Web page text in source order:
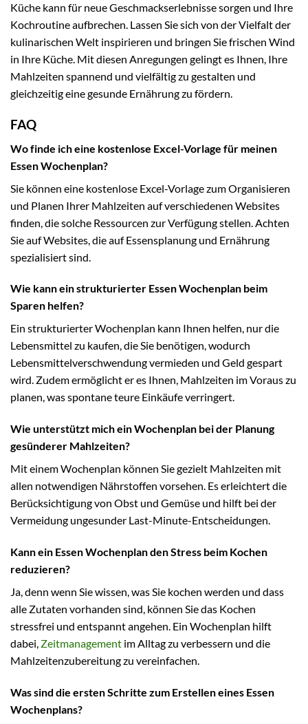
Küche kann für neue Geschmackserlebnisse sorgen und Ihre
Kochroutine aufbrechen. Lassen Sie sich von der Vielfalt der
kulinarischen Welt inspirieren und bringen Sie frischen Wind
in Ihre Küche. Mit diesen Anregungen gelingt es Ihnen, Ihre
Mahlzeiten spannend und vielfältig zu gestalten und
gleichzeitig eine gesunde Ernährung zu fördern.
FAQ
Wo finde ich eine kostenlose Excel-Vorlage für meinen
Essen Wochenplan?
Sie können eine kostenlose Excel-Vorlage zum Organisieren
und Planen Ihrer Mahlzeiten auf verschiedenen Websites
finden, die solche Ressourcen zur Verfügung stellen. Achten
Sie auf Websites, die auf Essensplanung und Ernährung
spezialisiert sind.
Wie kann ein strukturierter Essen Wochenplan beim
Sparen helfen?
Ein strukturierter Wochenplan kann Ihnen helfen, nur die
Lebensmittel zu kaufen, die Sie benötigen, wodurch
Lebensmittelverschwendung vermieden und Geld gespart
wird. Zudem ermöglicht er es Ihnen, Mahlzeiten im Voraus zu
planen, was spontane teure Einkäufe verringert.
Wie unterstützt mich ein Wochenplan bei der Planung
gesünderer Mahlzeiten?
Mit einem Wochenplan können Sie gezielt Mahlzeiten mit
allen notwendigen Nährstoffen vorsehen. Es erleichtert die
Berücksichtigung von Obst und Gemüse und hilft bei der
Vermeidung ungesunder Last-Minute-Entscheidungen.
Kann ein Essen Wochenplan den Stress beim Kochen
reduzieren?
Ja, denn wenn Sie wissen, was Sie kochen werden und dass
alle Zutaten vorhanden sind, können Sie das Kochen
stressfrei und entspannt angehen. Ein Wochenplan hilft
dabei, Zeitmanagement im Alltag zu verbessern und die
Mahlzeitenzubereitung zu vereinfachen.
Was sind die ersten Schritte zum Erstellen eines Essen
Wochenplans?